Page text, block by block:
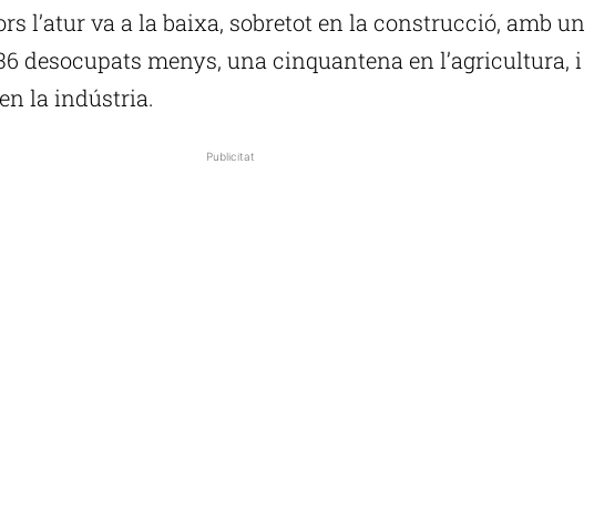
l’atur va a la baixa, sobretot en la construcció, amb un
desocupats menys, una cinquantena en l’agricultura, i
la indústria.
Publicitat